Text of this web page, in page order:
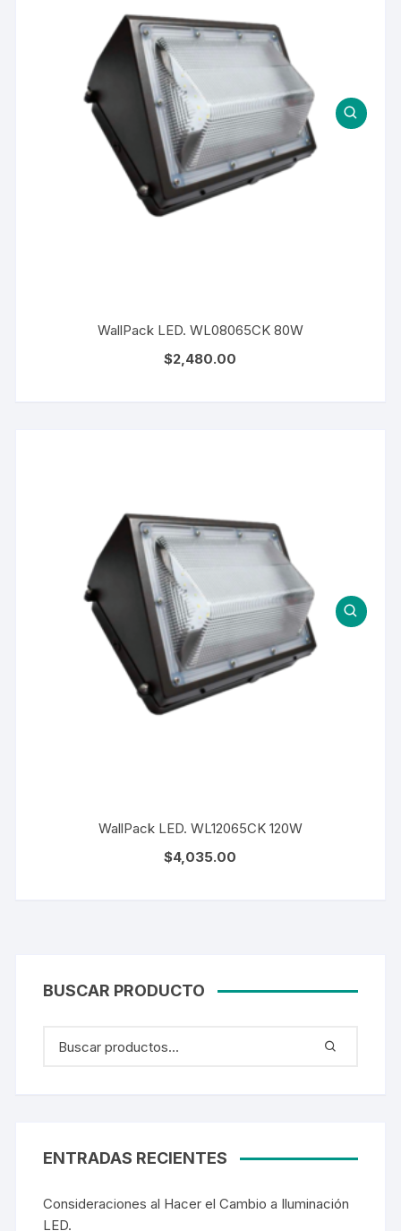
WallPack LED. WL08065CK 80W
$2,480.00
WallPack LED. WL12065CK 120W
$4,035.00
BUSCAR PRODUCTO
ENTRADAS RECIENTES
Consideraciones al Hacer el Cambio a Iluminación
LED.